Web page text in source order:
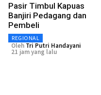
Pasir Timbul Kapuas
Banjiri Pedagang dan
Pembeli
REGIONAL
Oleh Tri Putri Handayani
21 jam yang lalu